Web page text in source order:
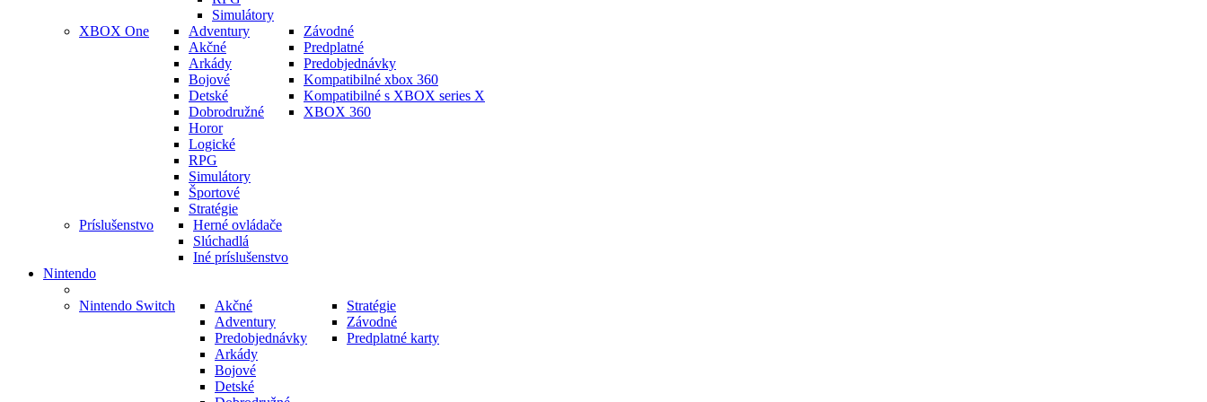
Simulátory
XBOX One
Adventury
Akčné
Arkády
Bojové
Detské
Dobrodružné
Horor
Logické
RPG
Simulátory
Športové
Stratégie
Závodné
Predplatné
Predobjednávky
Kompatibilné xbox 360
Kompatibilné s XBOX series X
XBOX 360
Príslušenstvo
Herné ovládače
Slúchadlá
Iné príslušenstvo
Nintendo
Nintendo Switch
Akčné
Adventury
Predobjednávky
Arkády
Bojové
Detské
Stratégie
Závodné
Predplatné karty